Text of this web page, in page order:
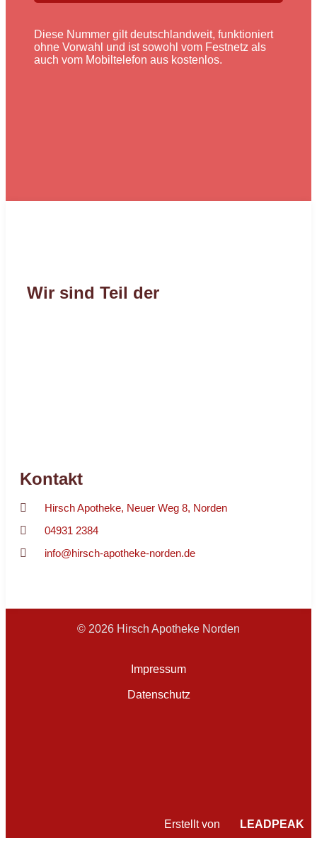
Diese Nummer gilt deutschlandweit, funktioniert
ohne Vorwahl und ist sowohl vom Festnetz als
auch vom Mobiltelefon aus kostenlos.
Wir sind Teil der
Kontakt
Hirsch Apotheke, Neuer Weg 8, Norden
04931 2384
info@hirsch-apotheke-norden.de
© 2026 Hirsch Apotheke Norden
Impressum
Datenschutz
Erstellt von LEADPEAK